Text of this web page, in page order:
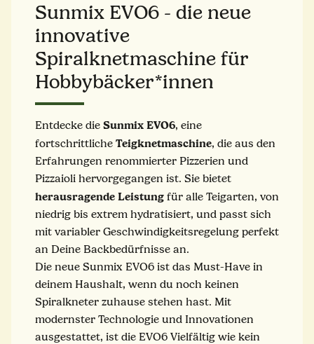
Sunmix EVO6 - die neue
innovative
Spiralknetmaschine für
Hobbybäcker*innen
Entdecke die Sunmix EVO6, eine
fortschrittliche Teigknetmaschine, die aus den
Erfahrungen renommierter Pizzerien und
Pizzaioli hervorgegangen ist. Sie bietet
herausragende Leistung für alle Teigarten, von
niedrig bis extrem hydratisiert, und passt sich
mit variabler Geschwindigkeitsregelung perfekt
an Deine Backbedürfnisse an.
Die neue Sunmix EVO6 ist das Must-Have in
deinem Haushalt, wenn du noch keinen
Spiralkneter zuhause stehen hast. Mit
modernster Technologie und Innovationen
ausgestattet, ist die EVO6 Vielfältig wie kein